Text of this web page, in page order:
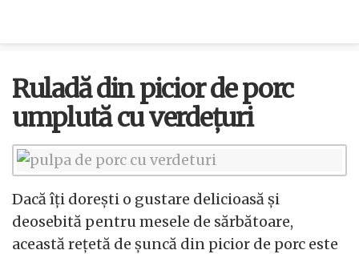
Ruladă din picior de porc
umplută cu verdețuri
Dacă îți dorești o gustare delicioasă și
deosebită pentru mesele de sărbătoare,
această rețetă de șuncă din picior de porc este